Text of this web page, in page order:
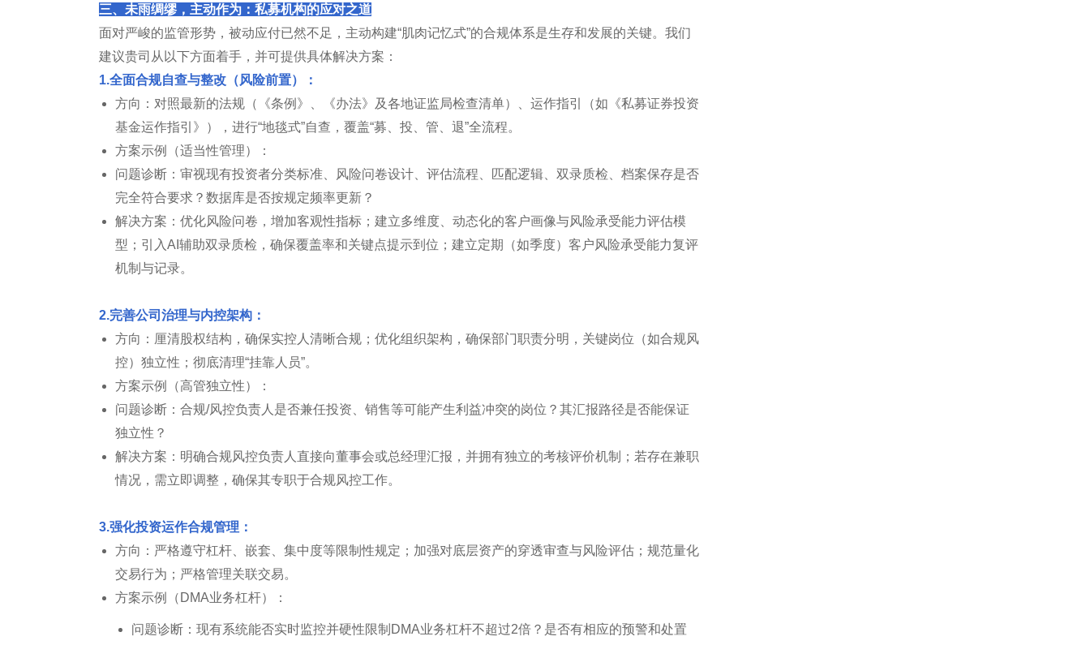
三、未雨绸缪，主动作为：私募机构的应对之道
面对严峻的监管形势，被动应付已然不足，主动构建“肌肉记忆式”的合规体系是生存和发展的关键。我们
建议贵司从以下方面着手，并可提供具体解决方案：
1.全面合规自查与整改（风险前置）：
方向：对照最新的法规（《条例》、《办法》及各地证监局检查清单）、运作指引（如《私募证券投资
基金运作指引》），进行“地毯式”自查，覆盖“募、投、管、退”全流程。
方案示例（适当性管理）：
问题诊断：审视现有投资者分类标准、风险问卷设计、评估流程、匹配逻辑、双录质检、档案保存是否
完全符合要求？数据库是否按规定频率更新？
解决方案：优化风险问卷，增加客观性指标；建立多维度、动态化的客户画像与风险承受能力评估模
型；引入AI辅助双录质检，确保覆盖率和关键点提示到位；建立定期（如季度）客户风险承受能力复评
机制与记录。
2.完善公司治理与内控架构：
方向：厘清股权结构，确保实控人清晰合规；优化组织架构，确保部门职责分明，关键岗位（如合规风
控）独立性；彻底清理“挂靠人员”。
方案示例（高管独立性）：
问题诊断：合规/风控负责人是否兼任投资、销售等可能产生利益冲突的岗位？其汇报路径是否能保证
独立性？
解决方案：明确合规风控负责人直接向董事会或总经理汇报，并拥有独立的考核评价机制；若存在兼职
情况，需立即调整，确保其专职于合规风控工作。
3.强化投资运作合规管理：
方向：严格遵守杠杆、嵌套、集中度等限制性规定；加强对底层资产的穿透审查与风险评估；规范量化
交易行为；严格管理关联交易。
方案示例（DMA业务杠杆）：
问题诊断：现有系统能否实时监控并硬性限制DMA业务杠杆不超过2倍？是否有相应的预警和处置